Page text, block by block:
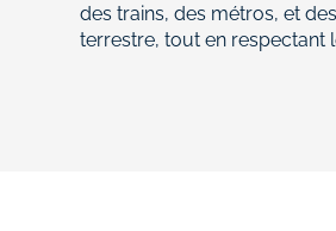
des trains, des métros, et
terrestre, tout en respectant